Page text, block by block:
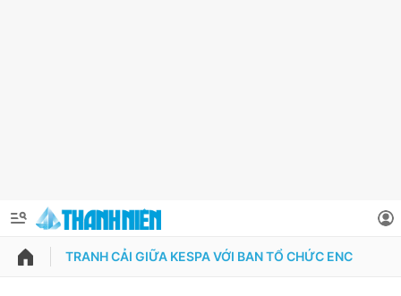
QUẢNG CÁO
TRANH CẢI GIỮA KESPA VỚI BAN TỔ CHỨC ENC